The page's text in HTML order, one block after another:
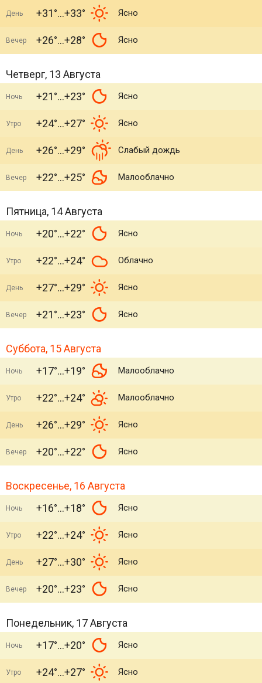
День +31° +33° Ясно
Вечер +26° +28° Ясно
Четверг, 13 Августа
Ночь +21° +23° Ясно
Утро +24° +27° Ясно
День +26° +29° Слабый дождь
Вечер +22° +25° Малооблачно
Пятница, 14 Августа
Ночь +20° +22° Ясно
Утро +22° +24° Облачно
День +27° +29° Ясно
Вечер +21° +23° Ясно
Суббота, 15 Августа
Ночь +17° +19° Малооблачно
Утро +22° +24° Малооблачно
День +26° +29° Ясно
Вечер +20° +22° Ясно
Воскресенье, 16 Августа
Ночь +16° +18° Ясно
Утро +22° +24° Ясно
День +27° +30° Ясно
Вечер +20° +23° Ясно
Понедельник, 17 Августа
Ночь +17° +20° Ясно
Утро +24° +27° Ясно